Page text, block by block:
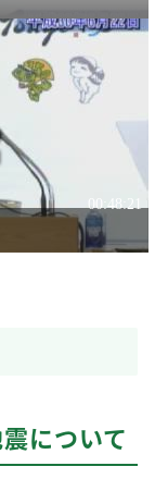
について